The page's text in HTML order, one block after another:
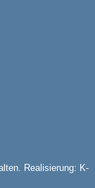
Realisierung: K-